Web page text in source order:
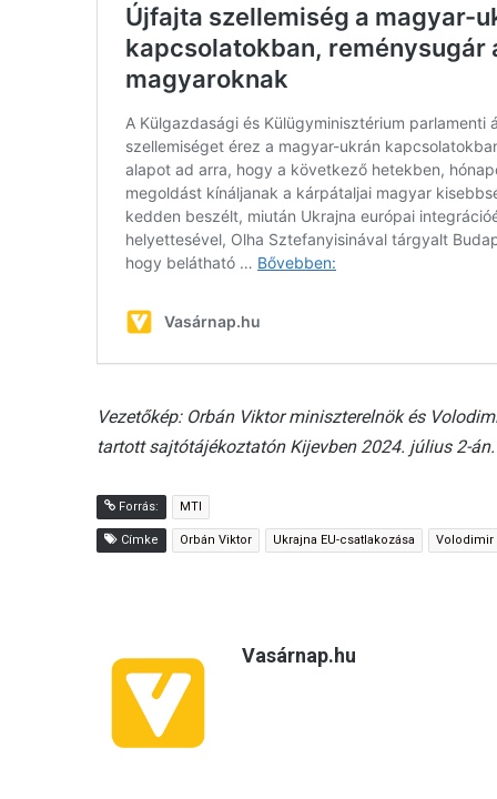
Vezetőkép: Orbán Viktor miniszterelnök és
tartott sajtótájékoztatón Kijevben 2024. július 2-
Forrás: MTI
Címke Orbán Viktor Ukrajna EU-csatlakozása Volodimir
Vasárnap.hu